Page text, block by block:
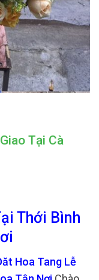
Tại Cà
Thới Bình
Hoa Tang Lễ